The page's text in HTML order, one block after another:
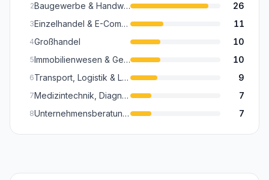
2 Baugewerbe & Handwerk (Inkl. Baunebengewerbe) 26
3 Einzelhandel & E-Commerce (Inkl. Textilhandel) 11
4Großhandel 10
5 Immobilienwesen & Gebäudemanagement 10
6 Transport, Logistik & Lagerei 9
7 Medizintechnik, Diagnostik & Optik (Hochtechnologie-Fertigung) 7
8 Unternehmensberatung, Recht & Steuern 7